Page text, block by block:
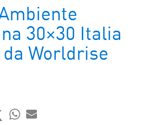
30×30 Italia
Worldrise